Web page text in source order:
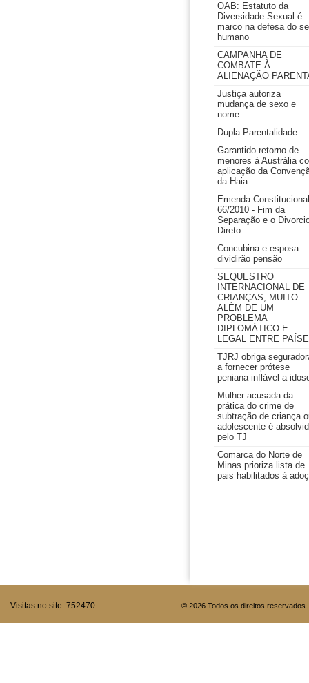
OAB: Estatuto da
Diversidade Sexual é
marco na defesa do
humano
CAMPANHA DE
COMBATE À
ALIENAÇÃO
Justiça autoriza
mudança de sexo e
nome
Dupla Parentalidade
Garantido retorno de
menores à Austrália
aplicação da
da Haia
Emenda Constitucional
66/2010 - Fim da
Separação e o
Direto
Concubina e esposa
dividirão pensão
SEQUESTRO
INTERNACIONAL DE
CRIANÇAS, MUITO
ALÉM DE UM
PROBLEMA
DIPLOMÁTICO E
LEGAL ENTRE
TJRJ obriga
a fornecer prótese
peniana inflável a
Mulher acusada da
prática do crime de
subtração de criança
adolescente é
pelo TJ
Comarca do Norte de
Minas prioriza lista de
pais habilitados à
Visitas no site: 752470 © 2026 Todos os direitos reservados